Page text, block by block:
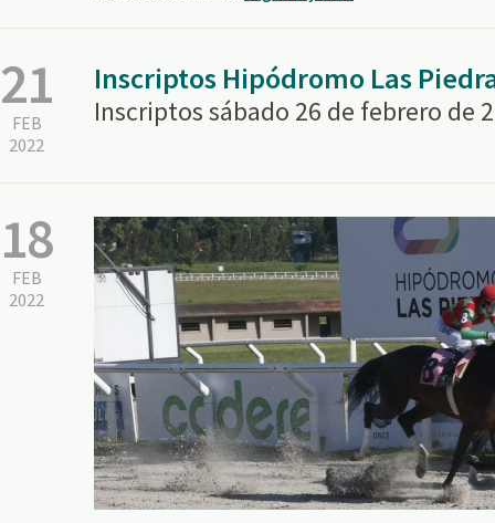
21
FEB
2022
Inscriptos Hipódromo Las
Inscriptos sábado 26 de febrero de
18
FEB
2022